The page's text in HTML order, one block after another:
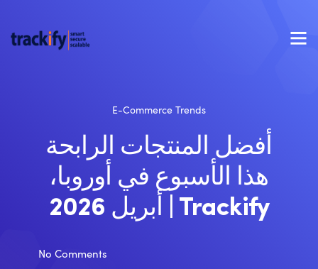
E-Commerce Trends
أفضل المنتجات الرابحة
هذا الأسبوع في أوروبا،
أبريل 2026 | Trackify
No Comments